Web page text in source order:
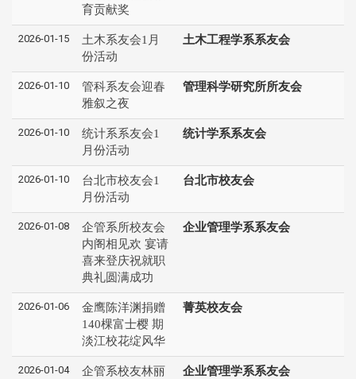
育贡献奖
2026-01-15
土木系友会1月
份活动
土木工程学系系友会
2026-01-10
管科系友会迎春
雅叙之夜
管理科学研究所所友会
2026-01-10
统计系系友会1
月份活动
统计学系系友会
2026-01-10
台北市校友会1
月份活动
台北市校友会
2026-01-08
企管系所校友会
内阁相见欢 宴请
喜来登庆祝就职
典礼圆满成功
企业管理学系系友会
2026-01-06
金鹰陈洋渊捐赠
140棵富士樱 期
淡江校花绽风华
菁英校友会
2026-01-04
企管系校友林丽
企业管理学系系友会